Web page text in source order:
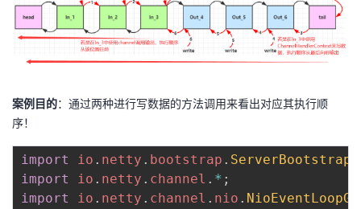
案例目的：通过两种进行写数据的方法调用来看出对应其执行顺
序！
import io . netty . bootstrap . ServerBootstrap
import
io . netty . channel . * ;
import
io . netty . channel . nio .